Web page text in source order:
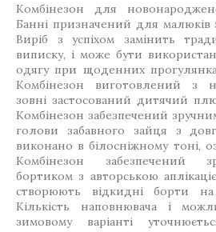
Комбінезон для
Банні призначений для
Виріб з успіхом замінить
виписку, і може бути
одягу при щоденних
Комбінезон виготовлений з
зовні застосований дитячий
Комбінезон забезпечений
голови забавного зайця з
виконано в білосніжному тоні,
Комбінезон забезпечений
бортиком з авторською
створюють відкидні борти
Кількість наповнювача і
зимовому варіанті